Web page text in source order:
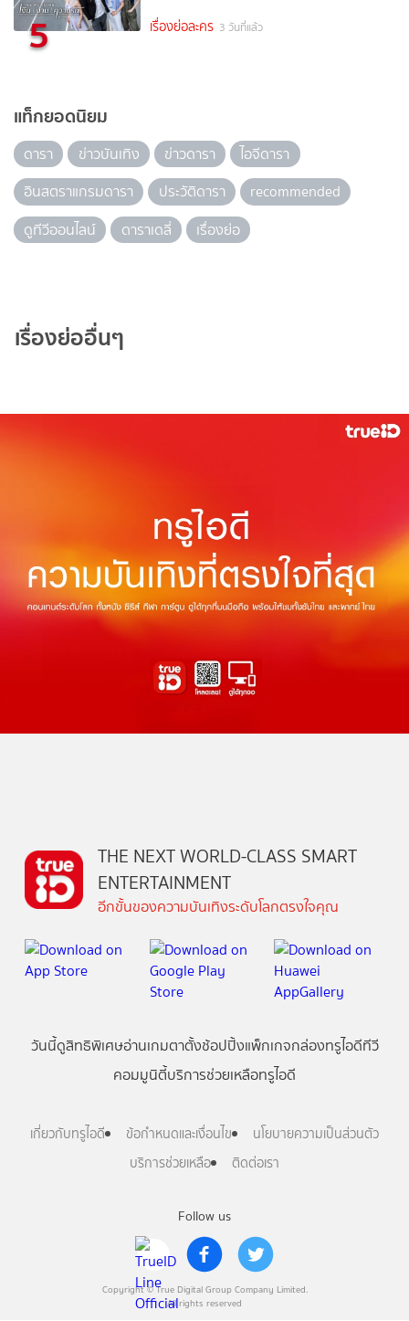
5 เรื่องย่อละคร 3 วันที่แล้ว
แท็กยอดนิยม
ดารา ข่าวบันเทิง ข่าวดารา
ไอจีดารา
อินสตราแกรมดารา
ประวัติดารา
recommended
ดูทีวีออนไลน์
ดาราเดลี่ เรื่องย่อ
เรื่องย่ออื่นๆ
Follow us
Copyright © True Digital Group Company Limited.
All rights reserved
THE NEXT WORLD-CLASS SMART
ENTERTAINMENT
อีกขั้นของความบันเทิงระดับโลกตรงใจคุณ
วันนี้ดูสิทธิพิเศษอ่านเกมตาตั้งช้อปปิ้งแพ็กเกจกล่องทรูไอดีทีวี
คอมมูนิตี้บริการช่วยเหลือทรูไอดี
เกี่ยวกับทรูไอดี ข้อกำหนดและเงื่อนไข
นโยบายความเป็นส่วนตัว
บริการช่วยเหลือ
ติดต่อเรา